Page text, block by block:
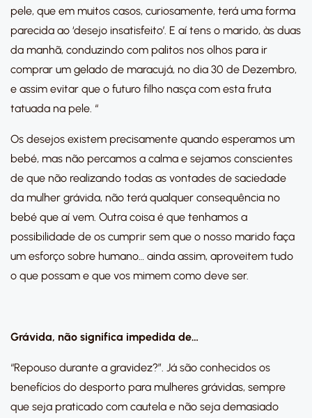
pele, que em muitos casos, curiosamente, terá uma forma
parecida ao ‘desejo insatisfeito’. E aí tens o marido, às duas
da manhã, conduzindo com palitos nos olhos para ir
comprar um gelado de maracujá, no dia 30 de Dezembro,
e assim evitar que o futuro filho nasça com esta fruta
tatuada na pele. “
Os desejos existem precisamente quando esperamos um
bebé, mas não percamos a calma e sejamos conscientes
de que não realizando todas as vontades de saciedade
da mulher grávida, não terá qualquer consequência no
bebé que aí vem. Outra coisa é que tenhamos a
possibilidade de os cumprir sem que o nosso marido faça
um esforço sobre humano… ainda assim, aproveitem tudo
o que possam e que vos mimem como deve ser.
Grávida, não significa impedida de…
“Repouso durante a gravidez?”. Já são conhecidos os
benefícios do desporto para mulheres grávidas, sempre
que seja praticado com cautela e não seja demasiado